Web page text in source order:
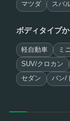
マツダ スバ
ボディタイプ
軽自動車 ミ
SUV/クロカン
セダン バン/